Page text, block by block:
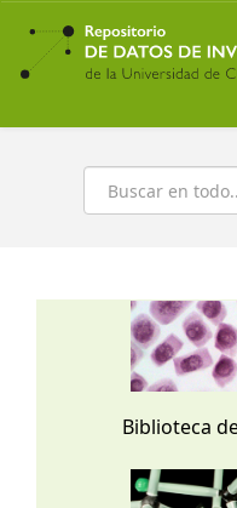
Ir
contenido
principal
Buscar
Biblioteca